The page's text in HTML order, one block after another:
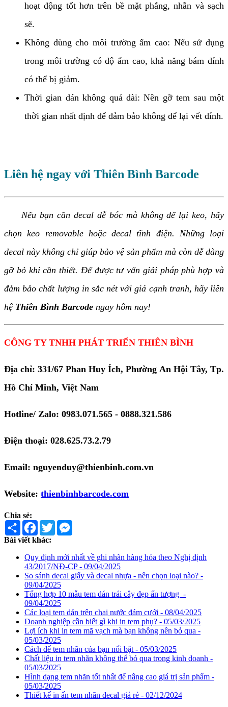
hoạt động tốt hơn trên bề mặt phẳng, nhẵn và sạch
sẽ.
Không dùng cho môi trường ẩm cao: Nếu sử dụng
trong môi trường có độ ẩm cao, khả năng bám dính
có thể bị giảm.
Thời gian dán không quá dài: Nên gỡ tem sau một
thời gian nhất định để đảm bảo không để lại vết dính.
Liên hệ ngay với Thiên Bình Barcode
Nếu bạn cần decal dễ bóc mà không để lại keo, hãy
chọn keo removable hoặc decal tĩnh điện. Những loại
decal này không chỉ giúp bảo vệ sản phẩm mà còn dễ dàng
gỡ bỏ khi cần thiết. Để được tư vấn giải pháp phù hợp và
đảm bảo chất lượng in sắc nét với giá cạnh tranh, hãy liên
hệ Thiên Bình Barcode ngay hôm nay!
CÔNG TY TNHH PHÁT TRIỂN THIÊN BÌNH
Địa chỉ: 331/67 Phan Huy Ích, Phường An Hội Tây, Tp.
Hồ Chí Minh, Việt Nam
Hotline/ Zalo: 0983.071.565 - 0888.321.586
Điện thoại: 028.625.73.2.79
Email: nguyenduy@thienbinh.com.vn
Website: thienbinhbarcode.com
Chia sẻ:
Share Facebook
Twitter
Bài viết khác:
Quy định mới nhất về ghi nhãn hàng hóa theo Nghị định
43/2017/NĐ-CP - 09/04/2025
So sánh decal giấy và decal nhựa - nên chọn loại nào? -
09/04/2025
Tổng hợp 10 mẫu tem dán trái cây đẹp ấn tượng -
09/04/2025
Các loại tem dán trên chai nước đám cưới - 08/04/2025
Doanh nghiệp cần biết gì khi in tem phụ? - 05/03/2025
Lợi ích khi in tem mã vạch mà bạn không nên bỏ qua -
05/03/2025
Cách để tem nhãn của bạn nổi bật - 05/03/2025
Chất liệu in tem nhãn không thể bỏ qua trong kinh doanh -
05/03/2025
Hình dạng tem nhãn tốt nhất để nâng cao giá trị sản phẩm -
05/03/2025
Thiết kế in ấn tem nhãn decal giá rẻ - 02/12/2024